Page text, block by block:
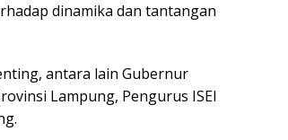
dinamika dan tantangan
antara lain Gubernur
Lampung, Pengurus ISEI